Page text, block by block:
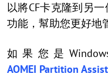
以將CF卡克隆到另
功能，幫助您更好地
如果您是
AOMEI Partition